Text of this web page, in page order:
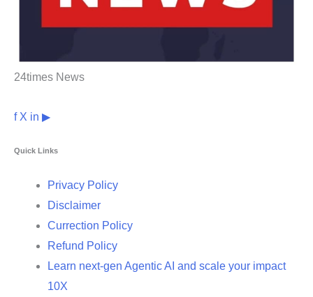
24times News
f X in ▶
Quick Links
Privacy Policy
Disclaimer
Currection Policy
Refund Policy
Learn next-gen Agentic AI and scale your impact
10X